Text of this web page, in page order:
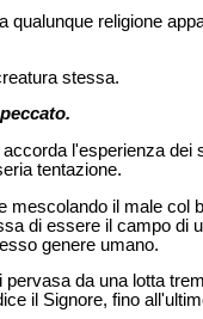
qualunque religione
stessa.
l'esperienza
tentazione.
mescolando il male col
di essere il campo di
genere umano.
da una lotta
il Signore, fino